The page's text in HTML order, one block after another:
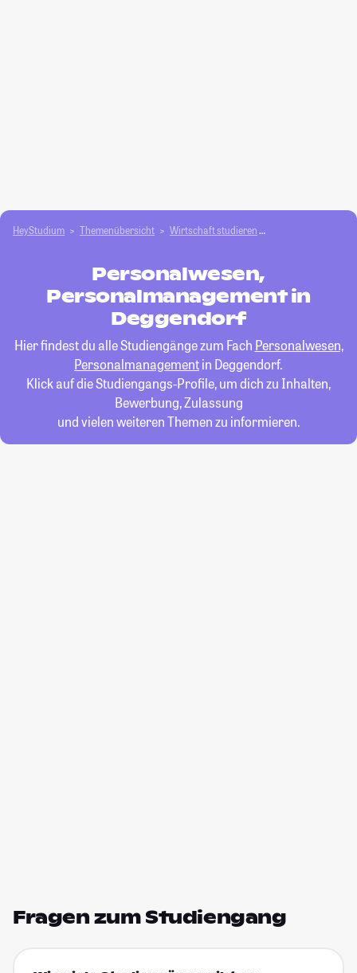
HeyStudium Themenübersicht Wirtschaft studieren
Personalwesen,
Personalmanagement in
Deggendorf
Hier findest du alle Studiengänge zum Fach Personalwesen,
Personalmanagementin Deggendorf.
Klick auf die Studiengangs-Profile, um dich zu Inhalten,
Bewerbung, Zulassung
und vielen weiteren Themen zu informieren.
Fragen zum Studiengang